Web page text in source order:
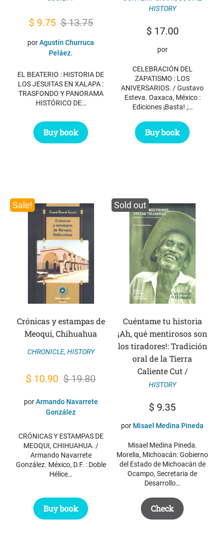
$13.75
Original
price
was:
$9.75 Current
price
is:
porAgustín Churruca
Peláez.
EL BEATERIO : HISTORIA DE
LOS JESUITAS EN XALAPA :
TRASFONDO Y PANORAMA
HISTÓRICO DE…
Buy book
HISTORY
$17.00
por
CELEBRACIÓN DEL
ZAPATISMO : LOS
ANIVERSARIOS. / Gustavo
Esteva. Oaxaca, México :
Ediciones ¡Basta! ;…
Buy book
Sale!
Crónicas y estampas de
Meoqui, Chihuahua
CHRONICLE, HISTORY
$19.80
Original
was:
$ 10.90 Current
is:
porArmando Navarrete
González
CRÓNICAS Y ESTAMPAS DE
MEOQUI, CHIHUAHUA. /
Armando Navarrete
González. México, D.F. : Doble
Hélice…
Buy book
Sold out
Cuéntame tu historia
¡Ah, qué mentirosos son
los tiradores!: Tradición
oral de la Tierra
Caliente Cut /
HISTORY
$ 9.35
por Misael Medina Pineda
Misael Medina Pineda.
Morelia, Michoacán: Gobierno
del Estado de Michoacán de
Ocampo, Secretaria de
Desarrollo…
Check